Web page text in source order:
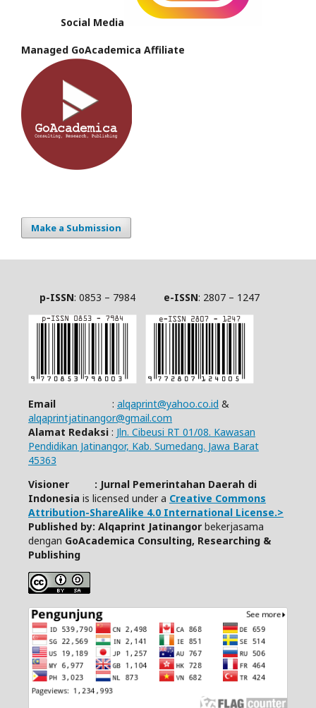
Social Media
Managed GoAcademica Affiliate
Make a Submission
p-ISSN: 0853 – 7984 e-ISSN: 2807 – 1247
Email : alqaprint@yahoo.co.id &
alqaprintjatinangor@gmail.com
Alamat Redaksi : Jln. Cibeusi RT 01/08. Kawasan
Pendidikan Jatinangor, Kab. Sumedang. Jawa Barat
45363
Visioner : Jurnal Pemerintahan Daerah di
Indonesia is licensed under a Creative Commons
Attribution-ShareAlike 4.0 International License.>
Published by: Alqaprint Jatinangor bekerjasama
dengan GoAcademica Consulting, Researching &
Publishing